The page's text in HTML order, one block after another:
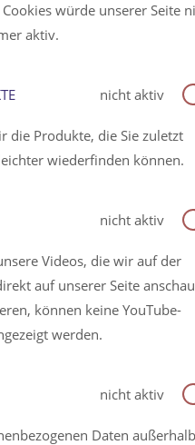
würde unserer Seite
aktiv.
nicht aktiv
die Produkte, die Sie zuletzt
wiederfinden können.
nicht aktiv
Videos, die wir auf der
auf unserer Seite
können keine YouTube-
werden.
nicht aktiv
Daten außerhalb